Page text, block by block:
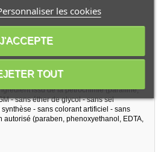
naturels en partie issus de
sur les animaux - emballage non
issu de la pétrochimie (paraffine,
- sans éther de glycol - sans sel
- sans colorant artificiel - sans
autorisé (paraben, phenoxyethanol, EDTA,
les cookies
TOUT
J'ACCEPTE